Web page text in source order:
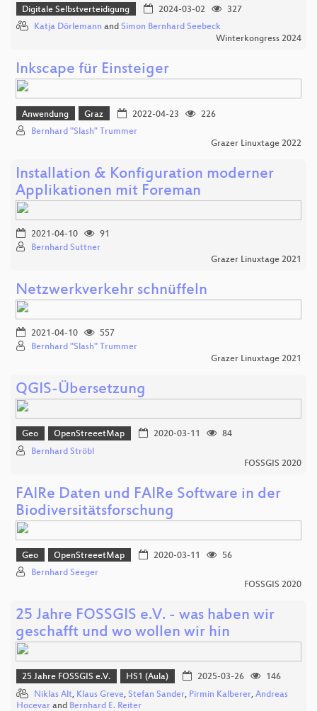
Digitale Selbstverteidigung 2024-03-02
327
Katja Dörlemann and Simon Bernhard Seebeck
Winterkongress 2024
Inkscape für Einsteiger
Anwendung Graz 2022-04-23
226
Bernhard "Slash" Trummer
Grazer Linuxtage 2022
Installation & Konfiguration moderner
Applikationen mit Foreman
2021-04-10
91
Bernhard Suttner
Grazer Linuxtage 2021
Netzwerkverkehr schnüffeln
2021-04-10
557
Bernhard "Slash" Trummer
Grazer Linuxtage 2021
QGIS-Übersetzung
Geo OpenStreeetMap 2020-03-11
84
Bernhard Ströbl
FOSSGIS 2020
FAIRe Daten und FAIRe Software in der
Biodiversitätsforschung
Geo OpenStreeetMap 2020-03-11
56
Bernhard Seeger
FOSSGIS 2020
25 Jahre FOSSGIS e.V. - was haben wir
geschafft und wo wollen wir hin
25 Jahre FOSSGIS e.V. HS1 (Aula) 2025-03-26
146
Niklas Alt, Klaus Greve, Stefan Sander, Pirmin Kalberer, Andreas
Hocevar and Bernhard E. Reiter